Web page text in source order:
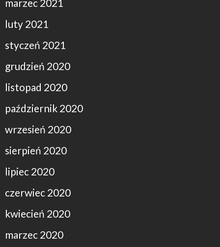
marzec 2021
luty 2021
styczeń 2021
grudzień 2020
listopad 2020
październik 2020
wrzesień 2020
sierpień 2020
lipiec 2020
czerwiec 2020
kwiecień 2020
marzec 2020